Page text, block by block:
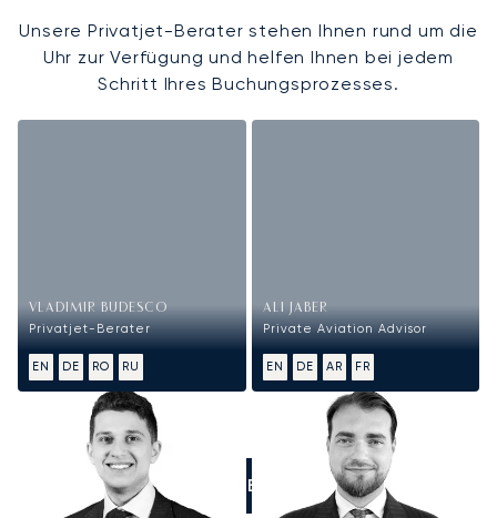
Unsere Privatjet-Berater stehen Ihnen rund um die
Uhr zur Verfügung und helfen Ihnen bei jedem
Schritt Ihres Buchungsprozesses.
VLADIMIR BUDESCO
Privatjet-Berater
EN DE RO RU
ALI JABER
Private Aviation Advisor
EN DE AR FR
RUFEN SIE UNS AN